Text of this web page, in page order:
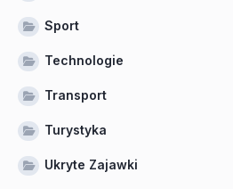
Sport
Technologie
Transport
Turystyka
Ukryte Zajawki